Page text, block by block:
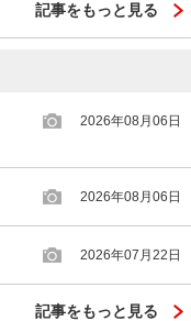
記事をもっと見る
2026年08月06日
2026年08月06日
2026年07月22日
記事をもっと見る